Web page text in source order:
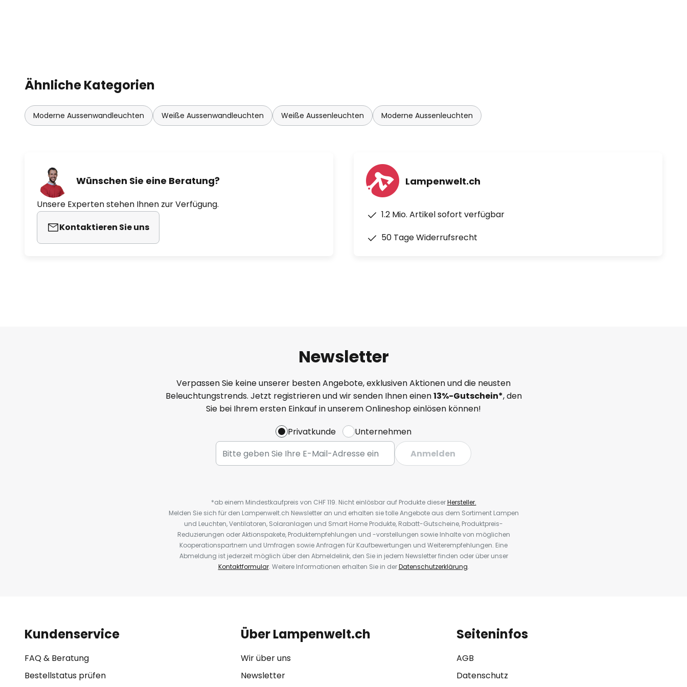
Ähnliche Kategorien
Moderne Aussenwandleuchten Weiße Aussenwandleuchten Weiße Aussenleuchten Moderne Aussenleuchten
Wünschen Sie eine Beratung?
Unsere Experten stehen Ihnen zur Verfügung.
Kontaktieren Sie uns
Lampenwelt.ch
1.2 Mio. Artikel sofort verfügbar
50 Tage Widerrufsrecht
Newsletter
Verpassen Sie keine unserer besten Angebote, exklusiven Aktionen und die neusten
Beleuchtungstrends. Jetzt registrieren und wir senden Ihnen einen13%-Gutschein*, den
Sie bei Ihrem ersten Einkauf in unserem Onlineshop einlösen können!
Privatkunde
Unternehmen
Anmelden
*ab einem Mindestkaufpreis von CHF 119. Nicht einlösbar auf Produkte dieserHersteller.
Melden Sie sich für den Lampenwelt.ch Newsletter an und erhalten sie tolle Angebote aus dem Sortiment Lampen
und Leuchten, Ventilatoren, Solaranlagen und Smart Home Produkte, Rabatt-Gutscheine, Produktpreis-
Reduzierungen oder Aktionspakete, Produktempfehlungen und -vorstellungen sowie Inhalte von möglichen
Kooperationspartnern und Umfragen sowie Anfragen für Kaufbewertungen und Weiterempfehlungen. Eine
Abmeldung ist jederzeit möglich über den Abmeldelink, den Sie in jedem Newsletter finden oder über unser
Kontaktformular. Weitere Informationen erhalten Sie in derDatenschutzerklärung.
Kundenservice
FAQ & Beratung
Bestellstatus prüfen
Über Lampenwelt.ch
Wir über uns
Newsletter
Seiteninfos
AGB
Datenschutz